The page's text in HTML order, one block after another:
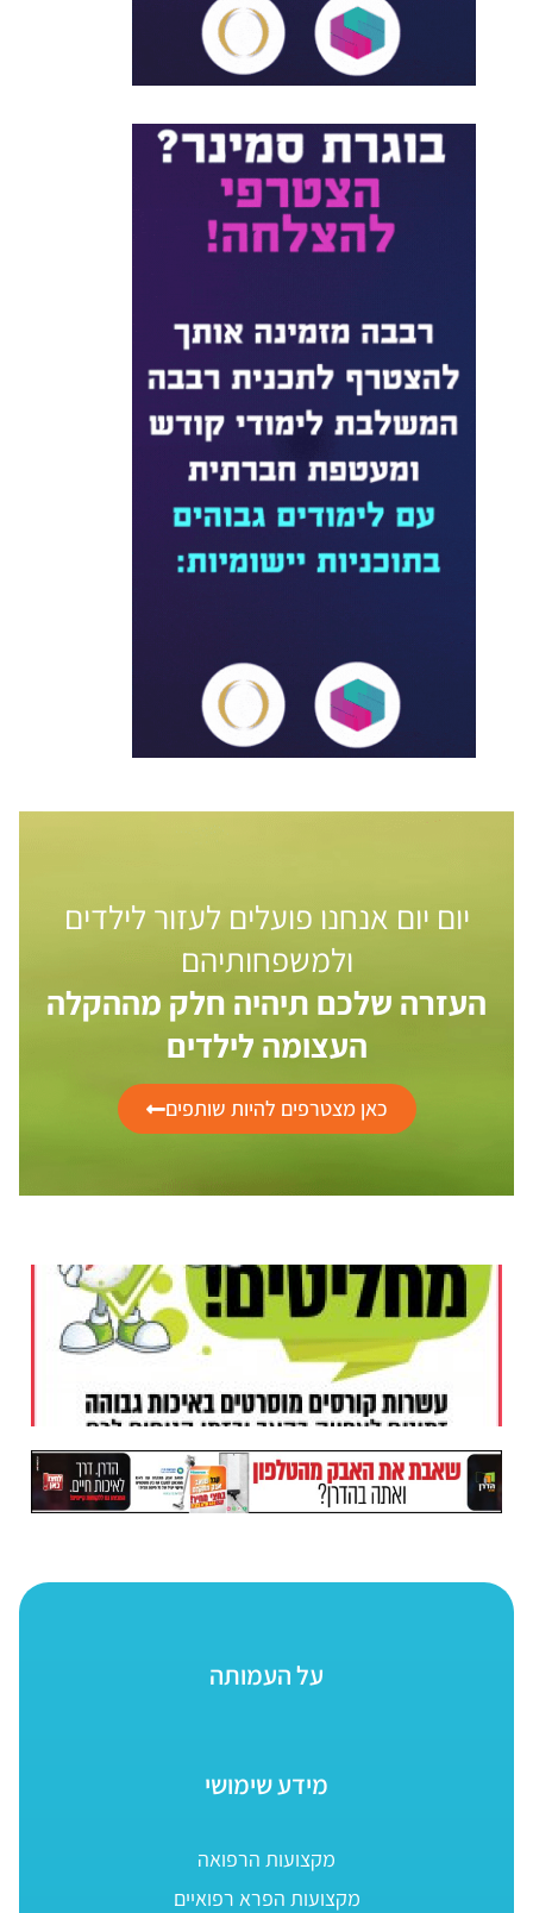
יום יום אנחנו פועלים לעזור לילדים
ולמשפחותיהם
העזרה שלכם תיהיה חלק מההקלה
העצומה לילדים
כאן מצטרפים להיות שותפים
על העמותה
מידע שימושי
מקצועות הרפואה
מקצועות הפרא רפואיים